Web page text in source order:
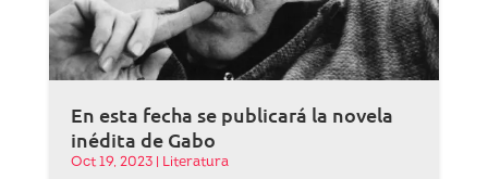
En esta fecha se publicará la novela
inédita de Gabo
Oct 19, 2023| Literatura